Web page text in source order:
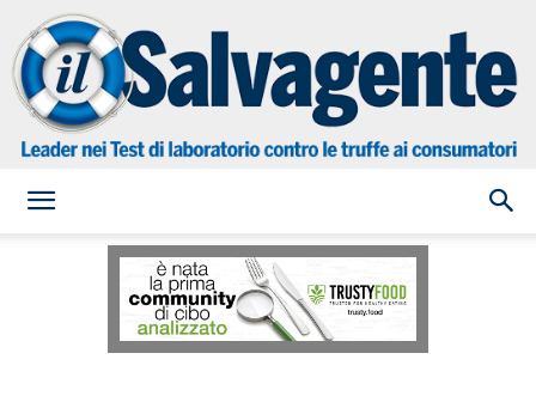
Salvagente